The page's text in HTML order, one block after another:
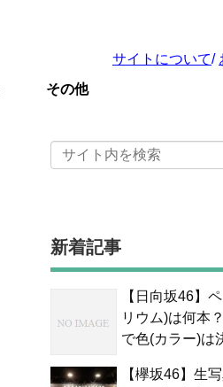
サイトについて/
その他
新着記事
【日向坂46】
リウム)は何本
で色(カラー)は
【欅坂46】生